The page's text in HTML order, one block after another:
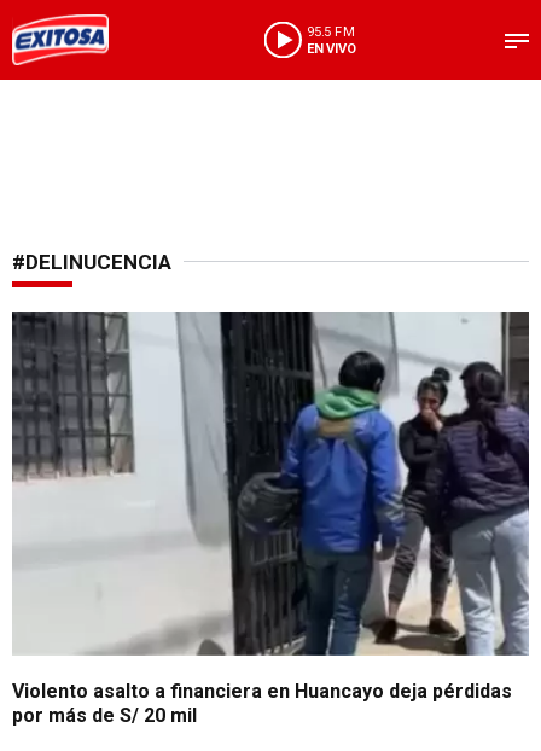
95.5 FM
EN VIVO
#DELINUCENCIA
Robo fue planificado
Violento asalto a financiera en Huancayo deja pérdidas
por más de S/ 20 mil